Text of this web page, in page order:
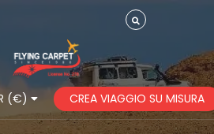
(€) CREA VIAGGIO SU MISURA